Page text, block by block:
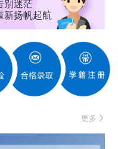
别迷茫
新扬帆起航
更多